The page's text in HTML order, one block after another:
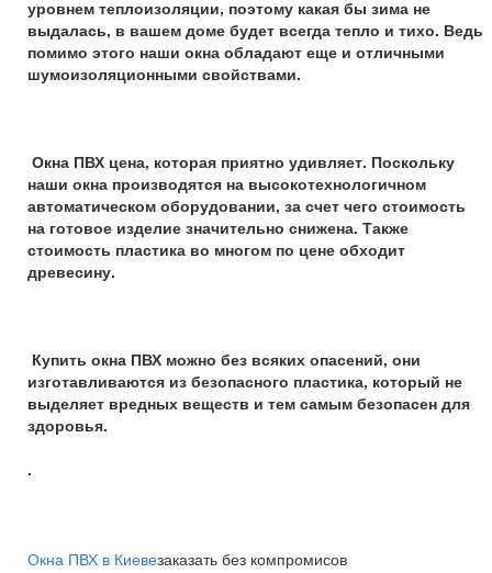
уровнем теплоизоляции, поэтому какая бы зима не
выдалась, в вашем доме будет всегда тепло и тихо. Ведь
помимо этого наши окна обладают еще и отличными
шумоизоляционными свойствами.
Окна ПВХ цена, которая приятно удивляет. Поскольку
наши окна производятся на высокотехнологичном
автоматическом оборудовании, за счет чего стоимость
на готовое изделие значительно снижена. Также
стоимость пластика во многом по цене обходит
древесину.
Купить окна ПВХ можно без всяких опасений, они
изготавливаются из безопасного пластика, который не
выделяет вредных веществ и тем самым безопасен для
здоровья.
.
Окна ПВХ в Киевезаказать без компромисов